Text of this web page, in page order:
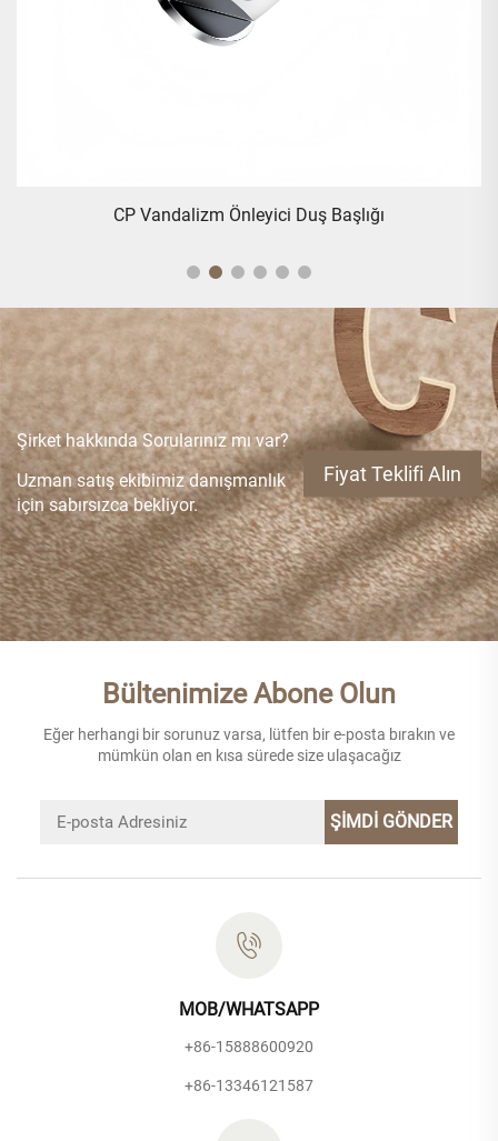
Yuvaüstü Havuz Atık Sistemi
Şirket hakkında Sorularınız mı var?
Uzman satış ekibimiz danışmanlık
için sabırsızca bekliyor.
Fiyat Teklifi Alın
Bültenimize Abone Olun
Eğer herhangi bir sorunuz varsa, lütfen bir e-posta bırakın ve
mümkün olan en kısa sürede size ulaşacağız
ŞİMDİ GÖNDER
MOB/WHATSAPP
+86-15888600920
+86-13346121587